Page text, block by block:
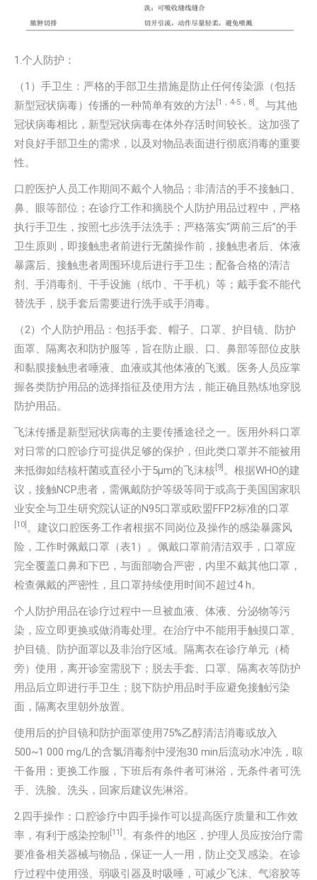
1.个人防护：
（1）手卫生：严格的手部卫生措施是防止任何传染源（包括
新型冠状病毒）传播的一种简单有效的方法 [1 ， 4-5 ， 8] 。与其他
冠状病毒相比，新型冠状病毒在体外存活时间较长。这加强了
对良好手部卫生的需求，以及对物品表面进行彻底消毒的重要
性。
口腔医护人员工作期间不戴个人物品；非清洁的手不接触口、
鼻、眼等部位；在诊疗工作和摘脱个人防护用品过程中，严格
执行手卫生，按照七步洗手法洗手；严格落实“两前三后”的手
卫生原则，即接触患者前进行无菌操作前，接触患者后、体液
暴露后、接触患者周围环境后进行手卫生；配备合格的清洁
剂、手消毒剂、干手设施（纸巾、干手机）等；戴手套不能代
替洗手，脱手套后需要进行洗手或手消毒。
（2）个人防护用品：包括手套、帽子、口罩、护目镜、防护
面罩、隔离衣和防护服等，旨在防止眼、口、鼻部等部位皮肤
和黏膜接触患者唾液、血液或其他体液的飞溅。医务人员应掌
握各类防护用品的选择指征及使用方法，能正确且熟练地穿脱
防护用品。
飞沫传播是新型冠状病毒的主要传播途径之一。医用外科口罩
对日常的口腔诊疗可提供足够的保护，但此类口罩并不能被用
来抵御如结核杆菌或直径小于5μm的飞沫核 [9] 。根据WHO的建
议，接触NCP患者，需佩戴防护等级等同于或高于美国国家职
业安全与卫生研究院认证的N95口罩或欧盟FFP2标准的口罩
[10] 。建议口腔医务工作者根据不同岗位及操作的感染暴露风
险，工作时佩戴口罩（表1）。佩戴口罩前清洁双手，口罩应
完全覆盖口鼻和下巴，与面部吻合严密，内里不戴其他口罩，
检查佩戴的严密性，且口罩持续使用时间不超过4 h。
个人防护用品在诊疗过程中一旦被血液、体液、分泌物等污
染，应立即更换或做消毒处理。在治疗中不能用手触摸口罩、
护目镜、防护面罩以及非治疗区域。隔离衣在诊疗单元（椅
旁）使用，离开诊室需脱下；脱去手套、口罩、隔离衣等防护
用品后立即进行手卫生；脱下防护用品时手应避免接触污染
面，隔离衣里朝外放置。
使用后的护目镜和防护面罩使用75%乙醇清洁消毒或放入
500~1 000 mg/L的含氯消毒剂中浸泡30 min后流动水冲洗，晾
干备用；更换工作服，下班后有条件者可淋浴，无条件者可洗
手、洗脸、洗头，回家后建议先淋浴。
2.四手操作：口腔诊疗中四手操作可以提高医疗质量和工作效
率，有利于感染控制
[11] 。有条件的地区，护理人员应按治疗需
要准备相关器械与物品，保证一人一用，防止交叉感染。在诊
疗过程中使用强、弱吸引器及时吸唾，可减少飞沫、气溶胶等